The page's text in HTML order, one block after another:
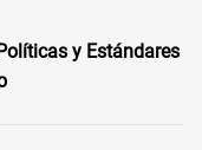
y Estándares